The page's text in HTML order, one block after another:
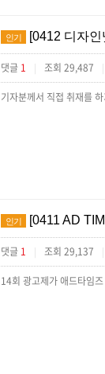
인기 [0412 디자
댓글 1 | 조회 29,487 |
기자분께서 직접 취재를
인기 [0411 AD
댓글 1 | 조회 29,137 |
14회 광고제가 애드타임